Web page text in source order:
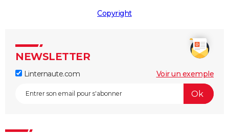
Copyright
NEWSLETTER
Linternaute.com Voir un exemple